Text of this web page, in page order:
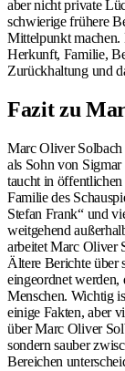
aber nicht private
schwierige frühere
Mittelpunkt machen.
Herkunft, Familie,
Zurückhaltung und
Fazit zu
Marc Oliver Solbach
als Sohn von
taucht in
Familie des
Stefan Frank“ und
weitgehend
arbeitet Marc Oliver
Ältere Berichte über
eingeordnet werden,
Menschen. Wichtig
einige Fakten, aber
über Marc Oliver
sondern sauber
Bereichen